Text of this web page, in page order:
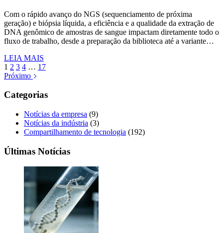
Com o rápido avanço do NGS (sequenciamento de próxima
geração) e biópsia líquida, a eficiência e a qualidade da extração de
DNA genômico de amostras de sangue impactam diretamente todo o
fluxo de trabalho, desde a preparação da biblioteca até a variante…
LEIA MAIS
1 2 3 4 … 17
Próximo
Categorias
Notícias da empresa (9)
Notícias da indústria (3)
Compartilhamento de tecnologia (192)
Últimas Notícias